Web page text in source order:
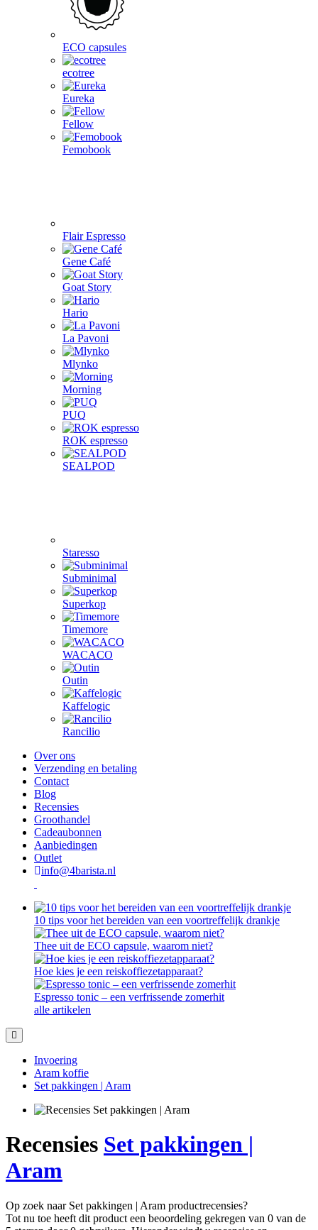
ECO capsules
ecotree
Eureka
Fellow
Femobook
Flair Espresso
Gene Café
Goat Story
Hario
La Pavoni
Mlynko
Morning
PUQ
ROK espresso
SEALPOD
Staresso
Subminimal
Superkop
Timemore
WACACO
Outin
Kaffelogic
Rancilio
Over ons
Verzending en betaling
Contact
Blog
Recensies
Groothandel
Cadeaubonnen
Aanbiedingen
Outlet
info@4barista.nl
10 tips voor het bereiden van een voortreffelijk drankje
Thee uit de ECO capsule, waarom niet?
Hoe kies je een reiskoffiezetapparaat?
Espresso tonic – een verfrissende zomerhit
alle artikelen
Invoering
Aram koffie
Set pakkingen | Aram
Recensies Set pakkingen |
Aram
Op zoek naar Set pakkingen | Aram productrecensies?
Tot nu toe heeft dit product een beoordeling gekregen van 0 van de